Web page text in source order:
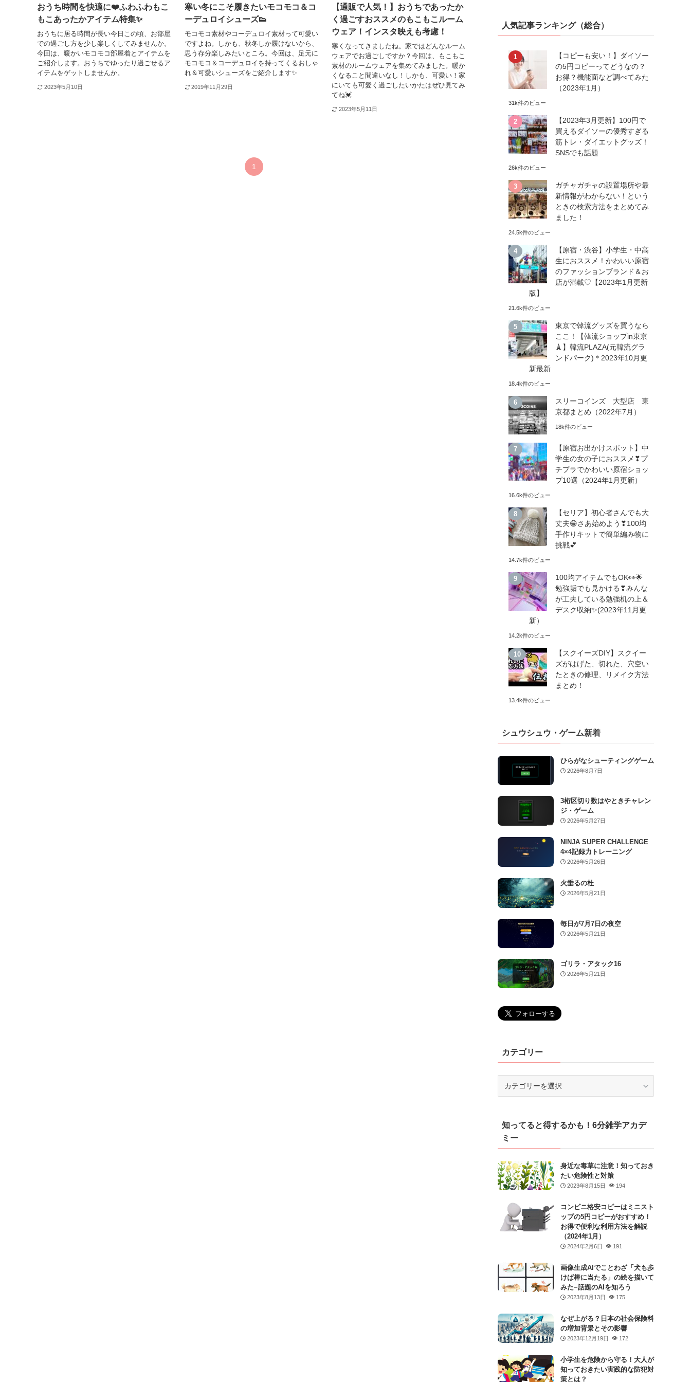
おうち時間を快適に❤️ふわふわもこ
もこあったかアイテム特集✨
おうちに居る時間が長い今日この頃、お部屋
での過ごし方を少し楽しくしてみませんか。
今回は、暖かいモコモコ部屋着とアイテムを
ご紹介します。おうちでゆったり過ごせるア
イテムをゲットしませんか。
2023年5月10日
寒い冬にこそ履きたいモコモコ＆コ
ーデュロイシューズ👟
モコモコ素材やコーデュロイ素材って可愛い
ですよね。しかも、秋冬しか履けないから、
思う存分楽しみたいところ。今回は、足元に
モコモコ＆コーデュロイを持ってくるおしゃ
れ＆可愛いシューズをご紹介します✨
2019年11月29日
【通販で人気！】おうちであったか
く過ごすおススメのもこもこルーム
ウェア！インスタ映えも考慮！
寒くなってきましたね。家ではどんなルーム
ウェアでお過ごしですか？今回は、もこもこ
素材のルームウェアを集めてみました。暖か
くなること間違いなし！しかも、可愛い！家
にいても可愛く過ごしたいかたはぜひ見てみ
てね💓
2023年5月11日
1
人気記事ランキング（総合）
【コピーも安い！】ダイソー
の5円コピーってどうなの？
お得？機能面など調べてみた
（2023年1月）
31k件のビュー
【2023年3月更新】100円で
買えるダイソーの優秀すぎる
筋トレ・ダイエットグッズ！
SNSでも話題
26k件のビュー
ガチャガチャの設置場所や最
新情報がわからない！という
ときの検索方法をまとめてみ
ました！
24.5k件のビュー
【原宿・渋谷】小学生・中高
生におススメ！かわいい原宿
のファッションブランド＆お
店が満載♡【2023年1月更新
版】
21.6k件のビュー
東京で韓流グッズを買うなら
ここ！【韓流ショップin東京
🗼】韓流PLAZA(元韓流グラ
ンドパーク)＊2023年10月更
新最新
18.4k件のビュー
スリーコインズ 大型店 東
京都まとめ（2022年7月）
18k件のビュー
【原宿お出かけスポット】中
学生の女の子におススメ❣プ
チプラでかわいい原宿ショッ
プ10選（2024年1月更新）
16.6k件のビュー
【セリア】初心者さんでも大
丈夫😁さあ始めよう❣100均
手作りキットで簡単編み物に
挑戦💕
14.7k件のビュー
100均アイテムでもOK👀🌟
勉強垢でも見かける❣みんな
が工夫している勉強机の上＆
デスク収納✨(2023年11月更
新）
14.2k件のビュー
【スクイーズDIY】スクイー
ズがはげた、切れた、穴空い
たときの修理、リメイク方法
まとめ！
13.4k件のビュー
シュウシュウ・ゲーム新着
ひらがなシューティングゲーム
2026年8月7日
3桁区切り数はやときチャレン
ジ・ゲーム
2026年5月27日
NINJA SUPER CHALLENGE
4×4記録力トレーニング
2026年5月26日
火垂るの杜
2026年5月21日
毎日が7月7日の夜空
2026年5月21日
ゴリラ・アタック16
2026年5月21日
カテゴリー
ー知ってると得するかも！6分雑学アカデ
ミー
身近な毒草に注意！知っておき
たい危険性と対策
2023年8月15日 194
コンビニ格安コピーはミニスト
ップの5円コピーがおすすめ！
お得で便利な利用方法を解説
（2024年1月）
2024年2月6日 191
画像生成AIでことわざ「犬も歩
けば棒に当たる」の絵を描いて
みた−話題のAIを知ろう
2023年8月13日 175
なぜ上がる？日本の社会保険料
の増加背景とその影響
2023年12月19日 172
小学生を危険から守る！大人が
知っておきたい実践的な防犯対
策とは？